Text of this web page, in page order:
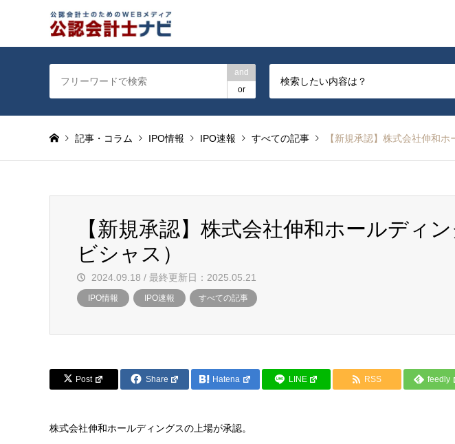
and
or
検索したい内容は？
記事・コラム IPO情報 IPO速報 すべての記事 【新規承認】株式会社伸和
【新規承認】株式会社伸和ホールディ
ビシャス）
2024.09.18 / 最終更新日：2025.05.21
IPO情報 IPO速報 すべての記事
Post Share Hatena LINE RSS feedly
株式会社伸和ホールディングスの上場が承認。